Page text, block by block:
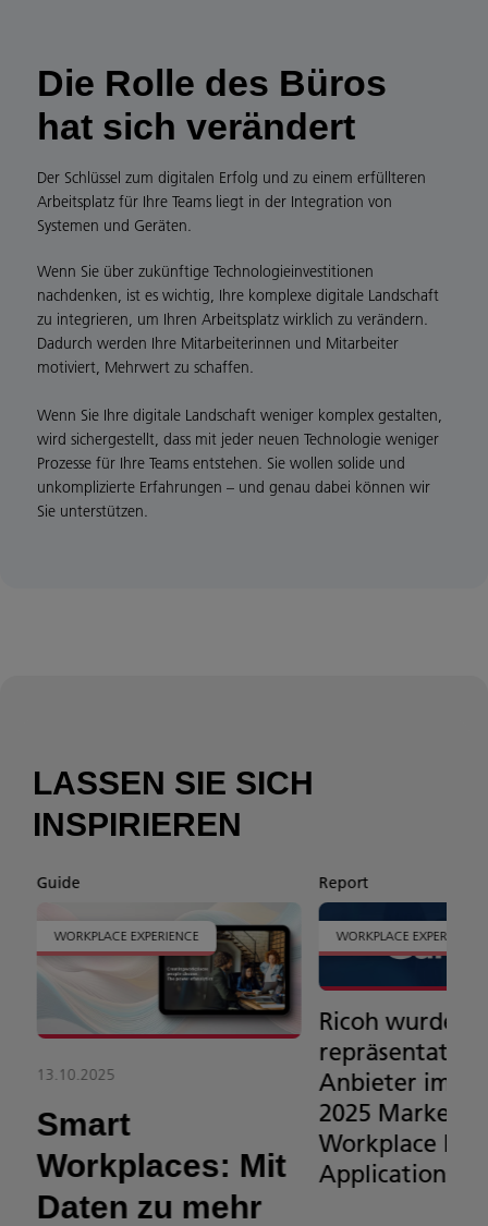
Die Rolle des Büros
hat sich verändert
Der Schlüssel zum digitalen Erfolg und zu einem erfüllteren
Arbeitsplatz für Ihre Teams liegt in der Integration von
Systemen und Geräten.
Wenn Sie über zukünftige Technologieinvestitionen
nachdenken, ist es wichtig, Ihre komplexe digitale Landschaft
zu integrieren, um Ihren Arbeitsplatz wirklich zu verändern.
Dadurch werden Ihre Mitarbeiterinnen und Mitarbeiter
motiviert, Mehrwert zu schaffen.
Wenn Sie Ihre digitale Landschaft weniger komplex gestalten,
wird sichergestellt, dass mit jeder neuen Technologie weniger
Prozesse für Ihre Teams entstehen. Sie wollen solide und
unkomplizierte Erfahrungen – und genau dabei können wir
Sie unterstützen.
LASSEN SIE SICH
INSPIRIEREN
Guide
WORKPLACE EXPERIENCE
13.10.2025
Smart
Workplaces: Mit
Daten zu mehr
Report
WORKPLACE EXPERIENCE
Ricoh wurde
Anbieter im
2025 Market
Workplace
Applications